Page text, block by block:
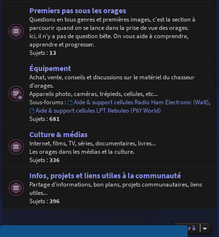
Premiers pas sous les orages
Questions en tous genres et premières images, c'est la section à
parcourir quand on se lance dans la prise de vue des orages.
Ici, il n'y a pas de question bête. On vous aide à comprendre,
apprendre et progresser.
Sujets : 13
Équipement
Achat, vente, conseils et discussions sur le matériel du chasseur
d'orages.
Appareils photo, caméras, trépieds, cellules, etc...
Sous-forums :
Aide & support cellules Radio Ham Electronic (Walt),
Aide & support cellules LPT Nebuleo (P67 World)
Sujets :681
Culture & médias
Internet, films, TV, séries, documentaires, livres...
Les orages dans les médias et la culture.
Sujets :336
Infos, projets et liens utiles à la communauté
Partage d'informations, bon plans, projets communautaires, liens
utiles...
Sujets :396
Aller à